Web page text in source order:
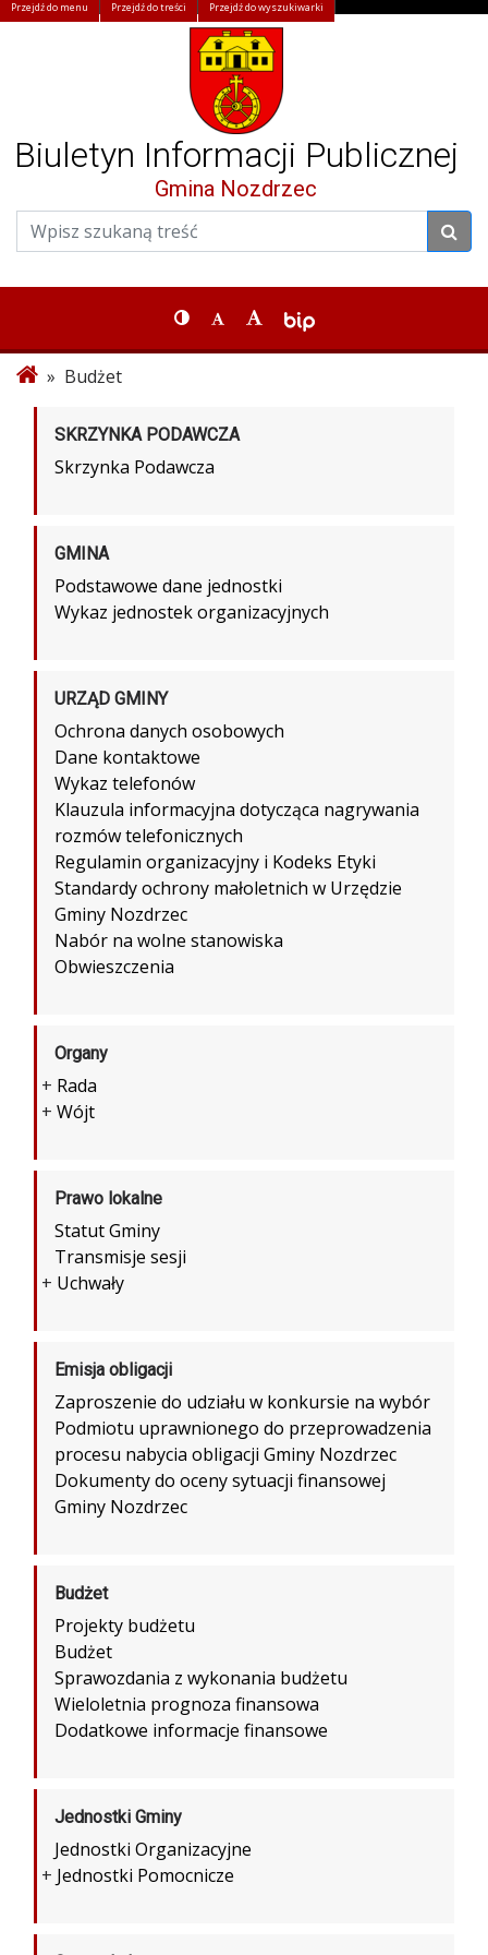
Przejdź do menu Przejdź do treści Przejdź do wyszukiwarki
Biuletyn Informacji Publicznej
Gmina Nozdrzec
» Budżet
SKRZYNKA PODAWCZA
Skrzynka Podawcza
GMINA
Podstawowe dane jednostki
Wykaz jednostek organizacyjnych
URZĄD GMINY
Ochrona danych osobowych
Dane kontaktowe
Wykaz telefonów
Klauzula informacyjna dotycząca nagrywania
rozmów telefonicznych
Regulamin organizacyjny i Kodeks Etyki
Standardy ochrony małoletnich w Urzędzie
Gminy Nozdrzec
Nabór na wolne stanowiska
Obwieszczenia
Organy
+ Rada
+ Wójt
Prawo lokalne
Statut Gminy
Transmisje sesji
+ Uchwały
Emisja obligacji
Zaproszenie do udziału w konkursie na wybór
Podmiotu uprawnionego do przeprowadzenia
procesu nabycia obligacji Gminy Nozdrzec
Dokumenty do oceny sytuacji finansowej
Gminy Nozdrzec
Budżet
Projekty budżetu
Budżet
Sprawozdania z wykonania budżetu
Wieloletnia prognoza finansowa
Dodatkowe informacje finansowe
Jednostki Gminy
Jednostki Organizacyjne
+ Jednostki Pomocnicze